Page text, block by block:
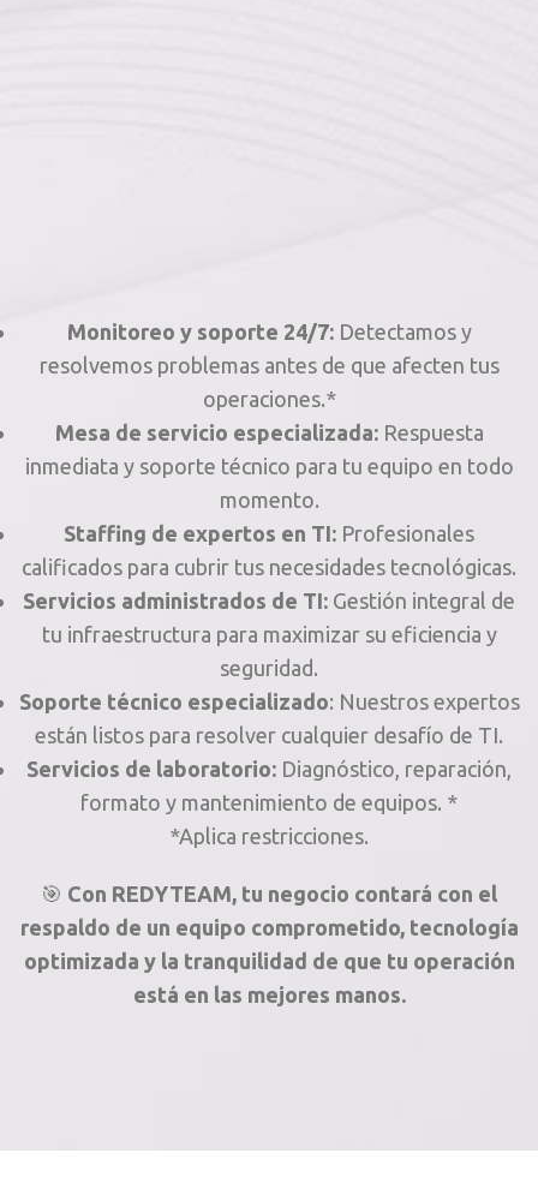
Monitoreo y soporte 24/7:Detectamos y
resolvemos problemas antes de que afecten tus
operaciones.*
Mesa de servicio especializada:Respuesta
inmediata y soporte técnico para tu equipo en todo
momento.
Staffing de expertos en TI: Profesionales
calificados para cubrir tus necesidades tecnológicas.
Servicios administrados de TI: Gestión integral de
tu infraestructura para maximizar su eficiencia y
seguridad.
Soporte técnico especializado: Nuestros expertos
están listos para resolver cualquier desafío de TI.
Servicios de laboratorio: Diagnóstico, reparación,
formato y mantenimiento de equipos. *
*Aplica restricciones.
🎯 Con REDYTEAM, tu negocio contará con el
respaldo de un equipo comprometido, tecnología
optimizada y la tranquilidad de que tu operación
está en las mejores manos.